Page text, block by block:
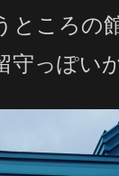
ころの
っぽい